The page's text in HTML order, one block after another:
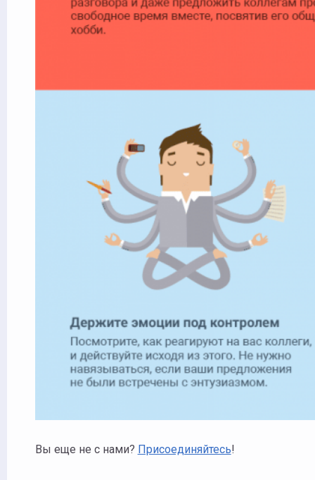
Вы еще не с нами? Присоединяйтесь!